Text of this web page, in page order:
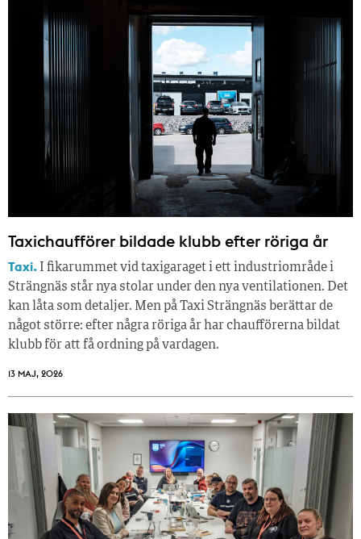
Taxichaufförer bildade klubb efter röriga år
Taxi. I fikarummet vid taxigaraget i ett industriområde i
Strängnäs står nya stolar under den nya ventilationen. Det
kan låta som detaljer. Men på Taxi Strängnäs berättar de
något större: efter några röriga år har chaufförerna bildat
klubb för att få ordning på vardagen.
13 MAJ, 2026